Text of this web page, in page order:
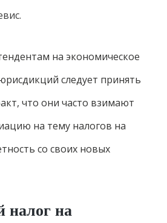
на экономическое
следует принять
что они часто взимают
на тему налогов на
со своих новых
налог на